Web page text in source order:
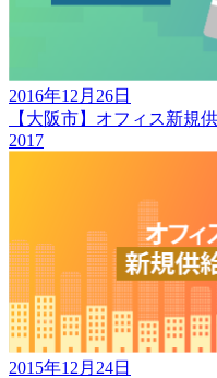
2016年12月26日
【大阪市】オフィス新規
2017
2015年12月24日